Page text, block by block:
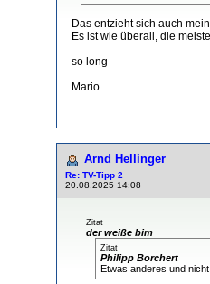
Das entzieht sich auch
Es ist wie überall, die
so long
Mario
Arnd Hellinger
Re: TV-Tipp 2
20.08.2025 14:08
Zitat
der weiße bim
Zitat
Philipp Borchert
Etwas anderes und